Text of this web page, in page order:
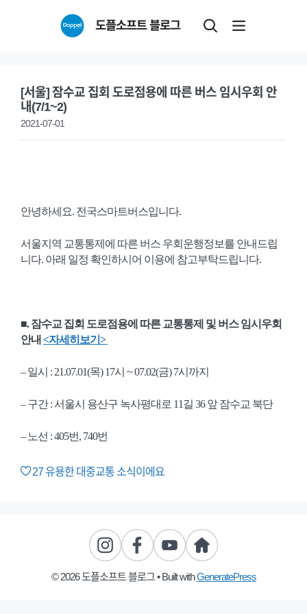
도플소프트 블로그
[서울] 잠수교 집회 도로점용에 따른 버스 임시우회 안
내(7/1~2)
2021-07-01
안녕하세요. 전국스마트버스입니다.
서울지역 교통통제에 따른 버스 우회운행정보를 안내드립
니다. 아래 일정 확인하시어 이용에 참고부탁드립니다.
■. 잠수교 집회 도로점용에 따른 교통통제 및 버스 임시우회
안내 <자세히보기>
– 일시 : 21.07.01(목) 17시 ~ 07.02(금) 7시까지
– 구간 : 서울시 용산구 녹사평대로 11길 36 앞 잠수교 북단
– 노선 : 405번, 740번
27유용한 대중교통 소식이에요
© 2026 도플소프트 블로그• Built withGeneratePress